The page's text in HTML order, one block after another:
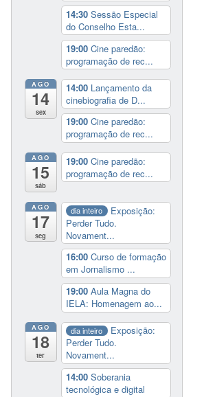
14:30 Sessão Especial
do Conselho Esta...
19:00 Cine paredão:
programação de rec...
AGO
14
sex
14:00 Lançamento da
cinebiografia de D...
19:00 Cine paredão:
programação de rec...
AGO
15
sáb
19:00 Cine paredão:
programação de rec...
AGO
17
seg
dia inteiro
Exposição:
Perder Tudo.
Novament...
16:00 Curso de formação
em Jornalismo ...
19:00 Aula Magna do
IELA: Homenagem ao...
AGO
18
ter
dia inteiro
Exposição:
Perder Tudo.
Novament...
14:00 Soberania
tecnológica e digital